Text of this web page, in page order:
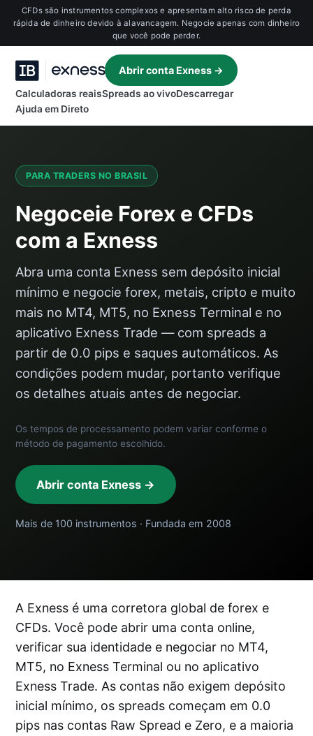
CFDs são instrumentos complexos e apresentam alto risco de perda
rápida de dinheiro devido à alavancagem. Negocie apenas com dinheiro
que você pode perder.
Calculadoras reaisSpreads ao vivoDescarregar
Ajuda em Direto
Abrir conta Exness →
PARA TRADERS NO BRASIL
Negoceie Forex e CFDs
com a Exness
Abra uma conta Exness sem depósito inicial
mínimo e negocie forex, metais, cripto e muito
mais no MT4, MT5, no Exness Terminal e no
aplicativo Exness Trade — com spreads a
partir de 0.0 pips e saques automáticos. As
condições podem mudar, portanto verifique
os detalhes atuais antes de negociar.
Os tempos de processamento podem variar conforme o
método de pagamento escolhido.
Abrir conta Exness →
Mais de 100 instrumentos · Fundada em 2008
A Exness é uma corretora global de forex e
CFDs. Você pode abrir uma conta online,
verificar sua identidade e negociar no MT4,
MT5, no Exness Terminal ou no aplicativo
Exness Trade. As contas não exigem depósito
inicial mínimo, os spreads começam em 0.0
pips nas contas Raw Spread e Zero, e a maioria